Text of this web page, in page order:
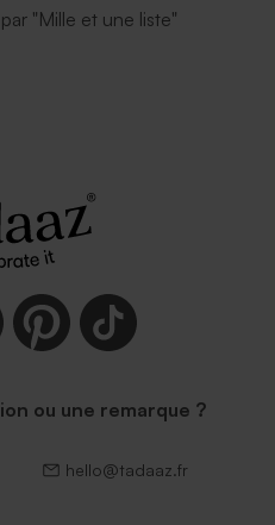
"Mille et une liste"
ou une remarque ?
hello@tadaaz.fr